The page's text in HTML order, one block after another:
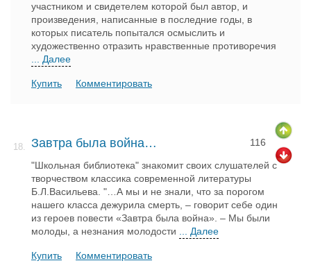
участником и свидетелем которой был автор, и
произведения, написанные в последние годы, в
которых писатель попытался осмыслить и
художественно отразить нравственные противоречия
... Далее
Купить Комментировать
18. Завтра была война… 116
"Школьная библиотека" знакомит своих слушателей с
творчеством классика современной литературы
Б.Л.Васильева. "…А мы и не знали, что за порогом
нашего класса дежурила смерть, – говорит себе один
из героев повести «Завтра была война». – Мы были
молоды, а незнания молодости ... Далее
Купить Комментировать